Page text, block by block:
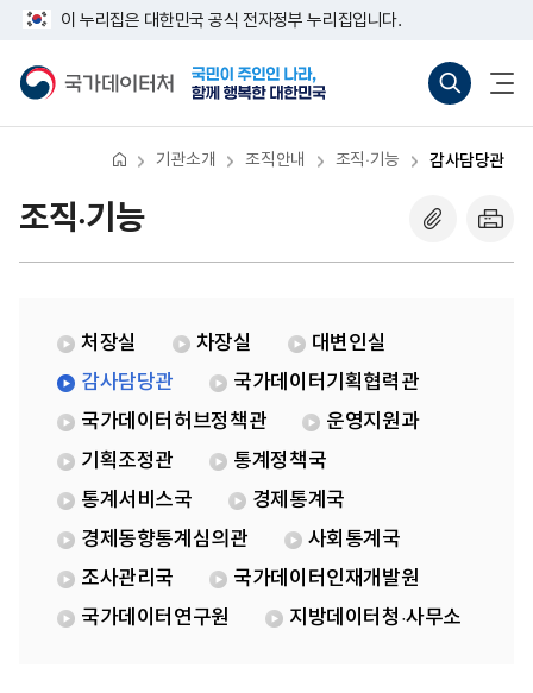
뛰
이 누리집은 대한민국 공식 전자정부 누리집입니다.
터
바
(새
기)
열
기관소개 조직안내 조직·기능 감사담당관
조직·기능
처장실 차장실
대변인실
감사담당관
국가데이터기획협력관
국가데이터허브정책관
운영지원과
기획조정관
통계정책국
통계서비스국
경제통계국
경제동향통계심의관
사회통계국
조사관리국
국가데이터인재개발원
국가데이터연구원
지방데이터청·사무소